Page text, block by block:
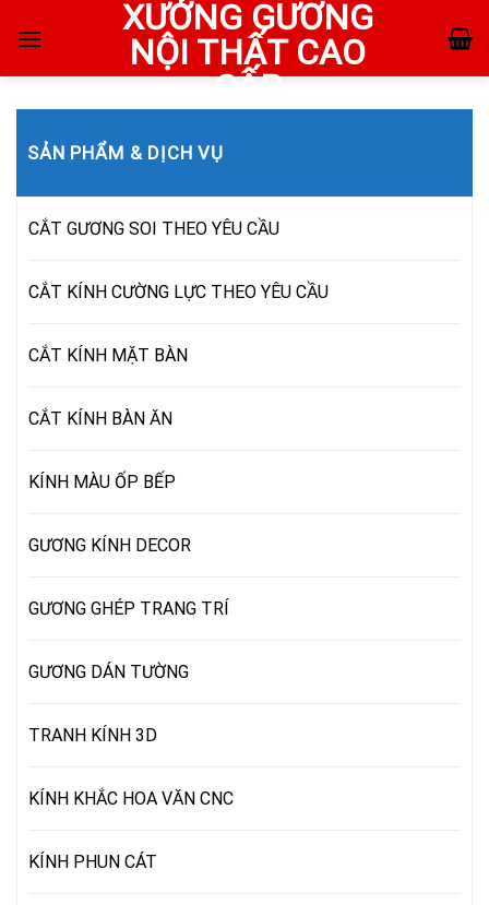
XƯỞNG GƯƠNG
NỘI THẤT CAO
CẤP
SẢN PHẨM & DỊCH VỤ
CẮT GƯƠNG SOI THEO YÊU CẦU
CẮT KÍNH CƯỜNG LỰC THEO YÊU CẦU
CẮT KÍNH MẶT BÀN
CẮT KÍNH BÀN ĂN
KÍNH MÀU ỐP BẾP
GƯƠNG KÍNH DECOR
GƯƠNG GHÉP TRANG TRÍ
GƯƠNG DÁN TƯỜNG
TRANH KÍNH 3D
KÍNH KHẮC HOA VĂN CNC
KÍNH PHUN CÁT